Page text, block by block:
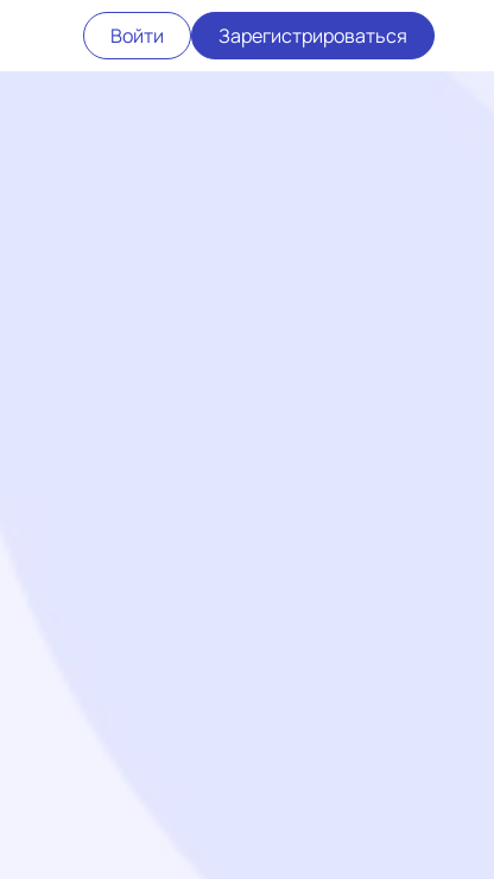
Войти Зарегистрироваться